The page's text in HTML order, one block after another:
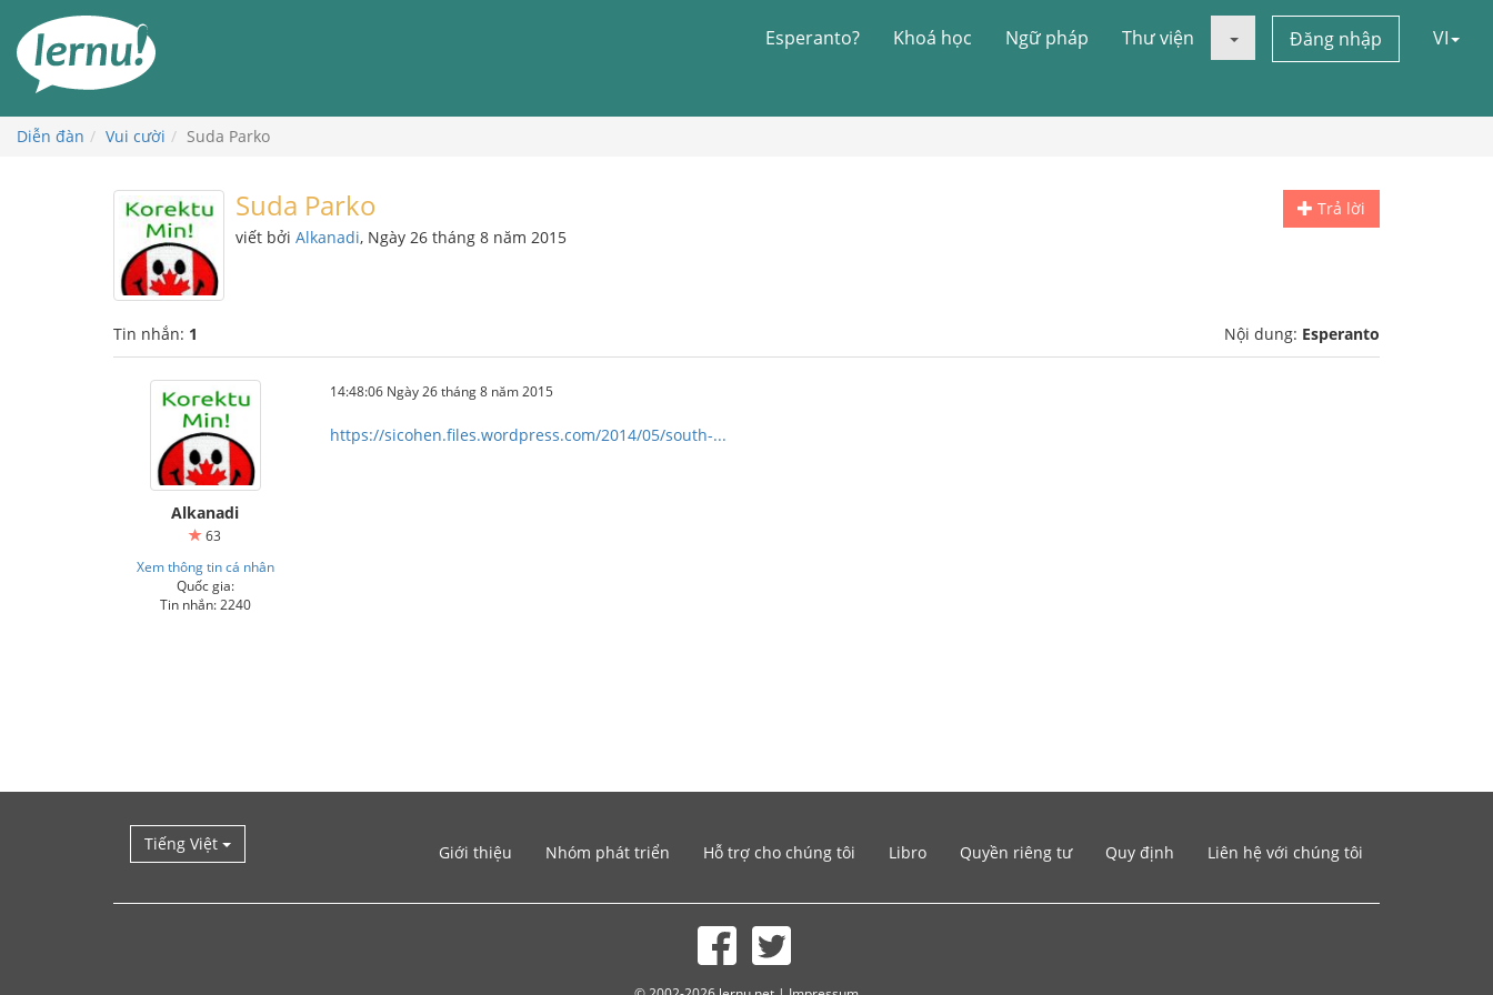
đến
phần
dung
Esperanto? Khoá học Ngữ pháp Thư viện Đăng nhập VI
Diễn đàn Vui cười Suda Parko
Trả lời
Suda Parko
viết bởi Alkanadi, Ngày 26 tháng 8 năm 2015
Tin nhắn: 1 Nội dung: Esperanto
Alkanadi
63
Xem thông tin cá nhân
Quốc gia:
Tin nhắn: 2240
14:48:06 Ngày 26 tháng 8 năm 2015
https://sicohen.files.wordpress.com/2014/05/south-...
Tiếng Việt Giới thiệu Nhóm phát triển Hỗ trợ cho chúng tôi Libro Quyền riêng tư Quy định Liên hệ với chúng tôi